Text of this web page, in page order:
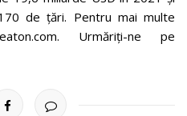
de țări. Pentru mai multe
Urmăriți-ne pe